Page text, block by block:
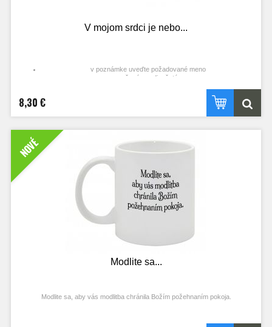
V mojom srdci je nebo...
v poznámke uveďte požadované meno
určené pre dievčatá
8,30 €
NOVÉ
Modlite sa...
Modlite sa, aby vás modlitba chránila Božím požehnaním pokoja.